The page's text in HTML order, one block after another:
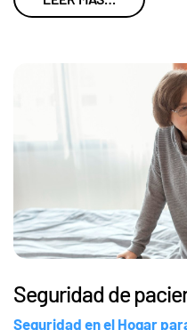
Seguridad de
Seguridad en el Hogar